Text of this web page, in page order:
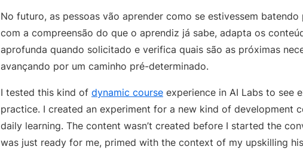
No futuro, as pessoas vão aprender como se estivessem
com a compreensão do que o aprendiz já sabe, adapta os
aprofunda quando solicitado e verifica quais são as próximas
avançando por um caminho pré-determinado.
I tested this kind of dynamic course experience in AI Labs to see
practice. I created an experiment for a new kind of development
daily learning. The content wasn’t created before I started the
was just ready for me, primed with the context of my upskilling